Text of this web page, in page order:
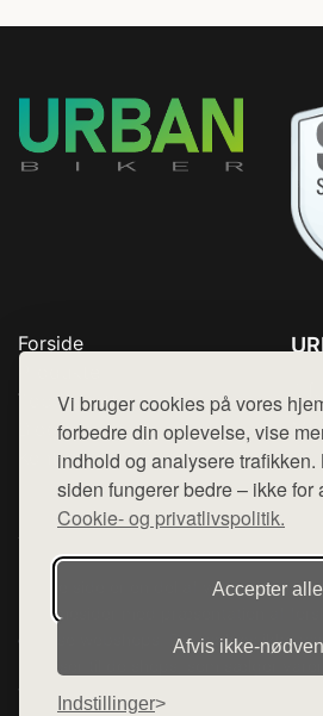
Vi bruger cookies på vores
forbedre din oplevelse, vise
indhold og analysere trafikken.
siden fungerer bedre – ikke
Cookie- og privatlivspolitik.
Accepter alle
Afvis
Indstillinger
Forside
Top Rabatter
Blog
Kontakt
Denne side er en del af want.dk, der
hjemmesider med præsentation af
diverse webshops. Der sælges ikke
varerne på lager.